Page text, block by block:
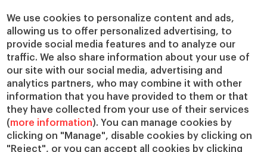
We use cookies to personalize content and ads,
allowing us to offer personalized advertising, to
provide social media features and to analyze our
traffic. We also share information about your use of
our site with our social media, advertising and
analytics partners, who may combine it with other
information that you have provided to them or that
they have collected from your use of their services
(more information). You can manage cookies by
clicking on "Manage", disable cookies by clicking on
"Reject", or you can accept all cookies by clicking
Cátedras
IESE Insight
IESE Publishing
Nuestro impacto
Colabora con el IESE
Servicios
Biblioteca
Canal de Compliance
Capellanía
IESE Shop
Jobs @IESE